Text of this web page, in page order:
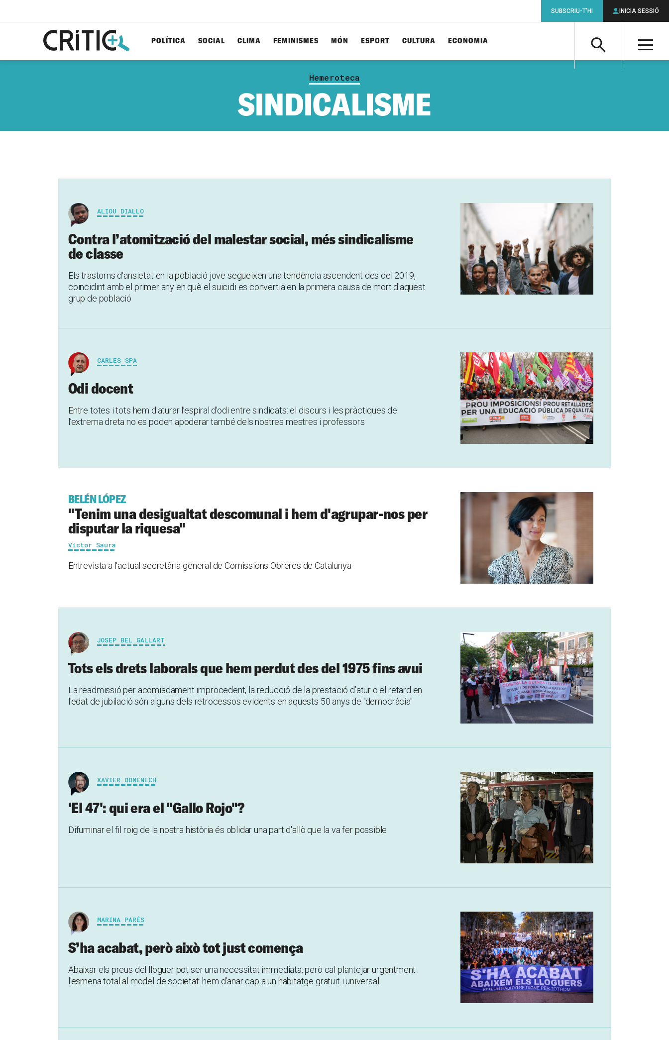
Cerca
POLÍTICA SOCIAL CLIMA FEMINISMES MÓN ESPORT CULTURA ECONOMIA
SUBSCRIU-T'HI INICIA SESSIÓ
Hemeroteca
SINDICALISME
ALIOU DIALLO
Contra l’atomització del malestar social, més sindicalisme
de classe
Els trastorns d'ansietat en la població jove segueixen una tendència ascendent des del 2019,
coincidint amb el primer any en què el suïcidi es convertia en la primera causa de mort d'aquest
grup de població
CARLES SPA
Odi docent
Entre totes i tots hem d'aturar l’espiral d'odi entre sindicats: el discurs i les pràctiques de
l’extrema dreta no es poden apoderar també dels nostres mestres i professors
BELÉN LÓPEZ
"Tenim una desigualtat descomunal i hem d'agrupar-nos per
disputar la riquesa"
Víctor Saura
Entrevista a l'actual secretària general de Comissions Obreres de Catalunya
JOSEP BEL GALLART
Tots els drets laborals que hem perdut des del 1975 fins avui
La readmissió per acomiadament improcedent, la reducció de la prestació d'atur o el retard en
l'edat de jubilació són alguns dels retrocessos evidents en aquests 50 anys de "democràcia"
XAVIER DOMÈNECH
'El 47': qui era el "Gallo Rojo"?
Difuminar el fil roig de la nostra història és oblidar una part d'allò que la va fer possible
MARINA PARÉS
S’ha acabat, però això tot just comença
Abaixar els preus del lloguer pot ser una necessitat immediata, però cal plantejar urgentment
l'esmena total al model de societat: hem d'anar cap a un habitatge gratuït i universal